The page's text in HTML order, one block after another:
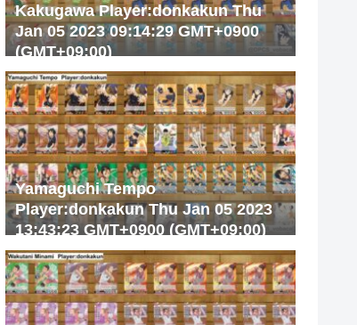
Kakugawa Player:donkakun Thu
Jan 05 2023 09:14:29 GMT+0900
(GMT+09:00)
Yamaguchi Tempo
Player:donkakun Thu Jan 05 2023
13:43:23 GMT+0900 (GMT+09:00)